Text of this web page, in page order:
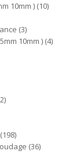
10mm ) 10
3
10mm ) 4
2
198
36